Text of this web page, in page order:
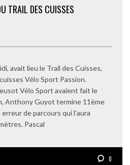
TRAIL DES CUISSES
avait lieu le Trail des Cuisses,
Vélo Sport Passion.
Vélo Sport avaient fait le
Anthony Guyot termine 11ème
de parcours qui l’aura
Pascal
0